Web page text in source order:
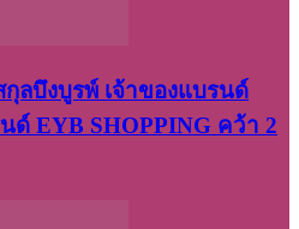
ลบึงบูรพ์ เจ้าของแบรนด์
ด์ EYB SHOPPING คว้า 2